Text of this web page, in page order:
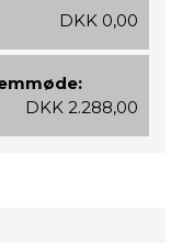
DKK 0,00
DKK 2.288,00